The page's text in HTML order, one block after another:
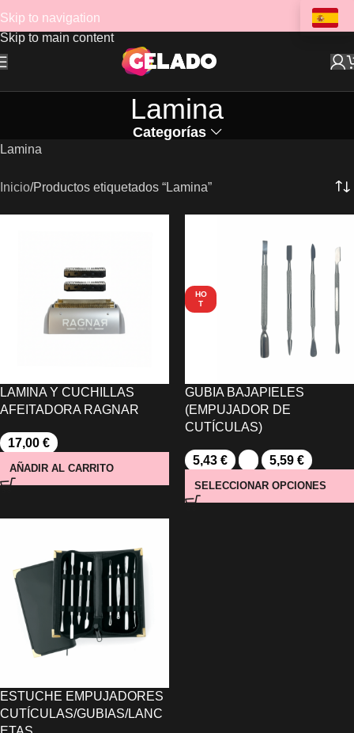
Skip to navigation
Skip to main content
Lamina
Categorías
Lamina
Inicio Productos etiquetados “Lamina”
LAMINA Y CUCHILLAS
AFEITADORA RAGNAR
17,00 €
AÑADIR AL CARRITO
HO
T
GUBIA BAJAPIELES
(EMPUJADOR DE
CUTÍCULAS)
5,43 € 5,59 €
SELECCIONAR OPCIONES
ESTUCHE EMPUJADORES
CUTÍCULAS/GUBIAS/LANC